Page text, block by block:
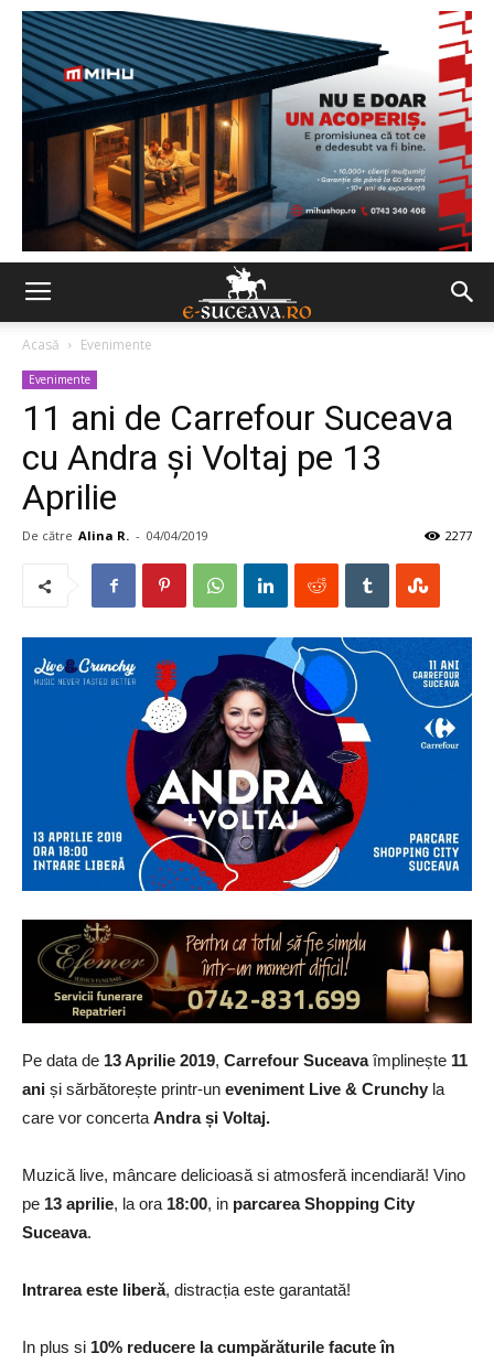
Acasă Evenimente
Evenimente
11 ani de Carrefour Suceava
cu Andra și Voltaj pe 13
Aprilie
De către Alina R. - 04/04/2019 2277
Pe data de 13 Aprilie 2019, Carrefour Suceavaîmplinește 11
ani și sărbătorește printr-un eveniment Live & Crunchy la
care vor concerta Andra și Voltaj.
Muzică live, mâncare delicioasă si atmosferă incendiară! Vino
pe 13 aprilie, la ora 18:00, in parcarea Shopping City
Suceava.
Intrarea este liberă, distracția este garantată!
In plus si 10% reducere la cumpărăturile facute în